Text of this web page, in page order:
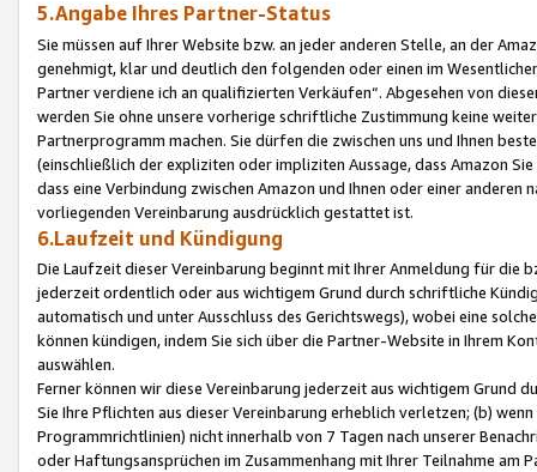
5.Angabe Ihres Partner-Status
Sie müssen auf Ihrer Website bzw. an jeder anderen Stelle, an der
genehmigt, klar und deutlich den folgenden oder einen im
Partner verdiene ich an qualifizierten Verkäufen“. Abgesehen von
werden Sie ohne unsere vorherige schriftliche Zustimmung keine
Partnerprogramm machen. Sie dürfen die zwischen uns und Ihnen
(einschließlich der expliziten oder impliziten Aussage, dass Amazon
dass eine Verbindung zwischen Amazon und Ihnen oder einer
vorliegenden Vereinbarung ausdrücklich gestattet ist.
6.Laufzeit und Kündigung
Die Laufzeit dieser Vereinbarung beginnt mit Ihrer Anmeldung für die
jederzeit ordentlich oder aus wichtigem Grund durch schriftliche
automatisch und unter Ausschluss des Gerichtswegs), wobei eine
können kündigen, indem Sie sich über die Partner-Website in Ihrem
auswählen.
Ferner können wir diese Vereinbarung jederzeit aus wichtigem Grund
Sie Ihre Pflichten aus dieser Vereinbarung erheblich verletzen; (b)
Programmrichtlinien) nicht innerhalb von 7 Tagen nach unserer
oder Haftungsansprüchen im Zusammenhang mit Ihrer Teilnahme am